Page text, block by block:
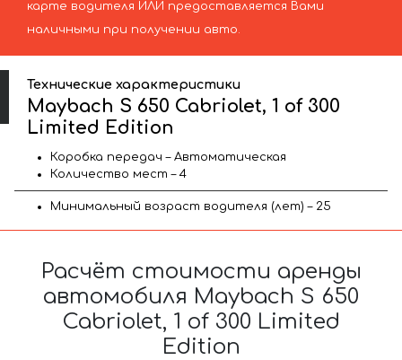
карте водителя ИЛИ предоставляется Вами
наличными при получении авто.
Технические характеристики
Maybach S 650 Cabriolet, 1 of 300
Limited Edition
Коробка передач – Автоматическая
Количество мест – 4
Минимальный возраст водителя (лет) – 25
Расчёт стоимости аренды
автомобиля Maybach S 650
Cabriolet, 1 of 300 Limited
Edition